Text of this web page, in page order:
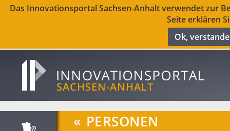
Das Innovationsportal Sachsen-Anhalt verwendet zur
Seite erklären
Ok,
« PERSONEN